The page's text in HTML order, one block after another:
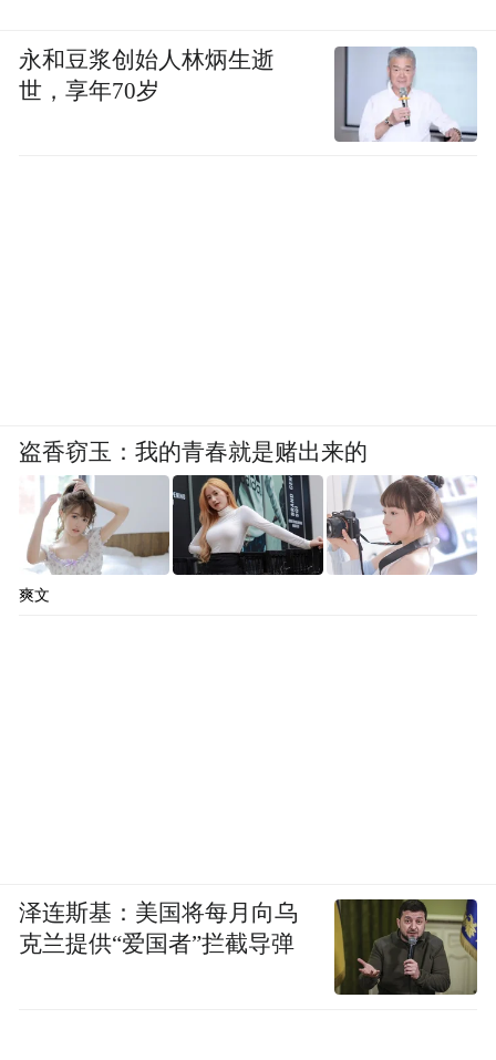
永和豆浆创始人林炳生逝
世，享年70岁
盗香窃玉：我的青春就是赌出来的
爽文
泽连斯基：美国将每月向乌
克兰提供“爱国者”拦截导弹